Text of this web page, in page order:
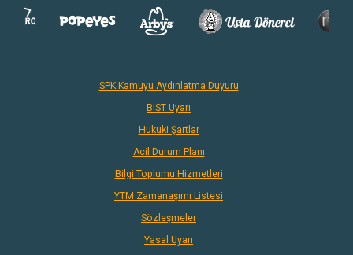
SPK Kamuyu Aydınlatma Duyuru
BIST Uyarı
Hukuki Şartlar
Acil Durum Planı
Bilgi Toplumu Hizmetleri
YTM Zamanaşımı Listesi
Sözleşmeler
Yasal Uyarı